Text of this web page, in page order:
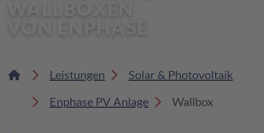
Leistungen
Solar & Photovoltaik
Enphase PV Anlage
Wallbox
SOLAR & PHOTOVOLTAIK
SCHORNSTEIN & FASSADE